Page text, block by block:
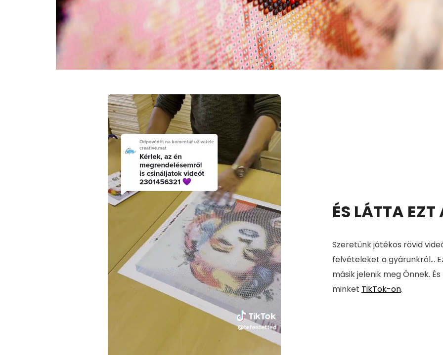
ÉS LÁTTA
Szeretünk játékos rövid
felvételeket a gyárunkról...
másik jelenik meg Önnek.
minket TikTok-on.